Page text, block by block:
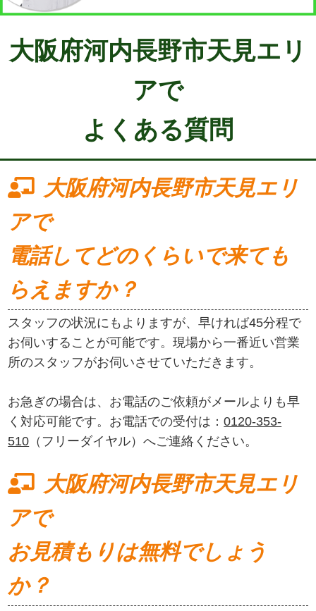
大阪府河内長野市天見エリ
アで
よくある質問
大阪府河内長野市天見エリ
アで
電話してどのくらいで来ても
らえますか？
スタッフの状況にもよりますが、早ければ45分程で
お伺いすることが可能です。現場から一番近い営業
所のスタッフがお伺いさせていただきます。
お急ぎの場合は、お電話のご依頼がメールよりも早
く対応可能です。お電話での受付は：0120-353-
510 （フリーダイヤル）へご連絡ください。
大阪府河内長野市天見エリ
アで
お見積もりは無料でしょう
か？